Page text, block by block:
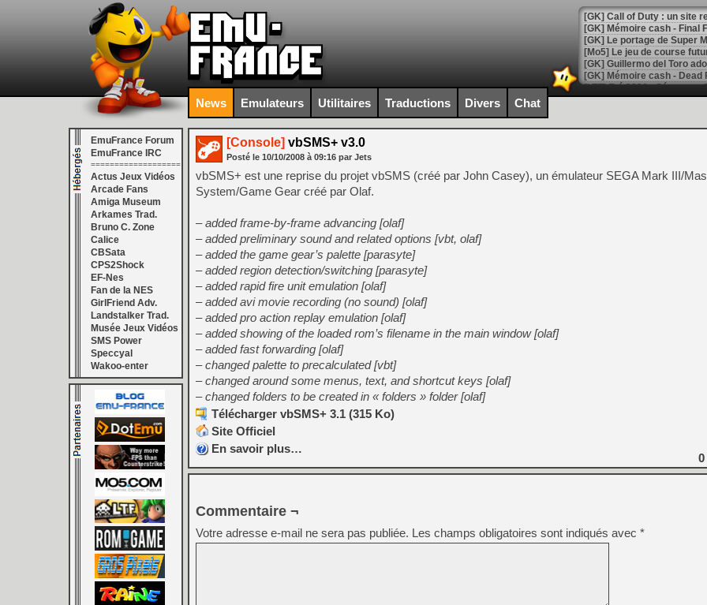
[GK] Le portage de Super
[Mo5] Le jeu de course
[GK] Guillermo del Toro
[LTF] Eté 2026 - Séquence
[GK] Mistfall Hunter :
[GK] Wo Long 2 évolue
[GK] Crossfire : un TPS à
[LS] [PS5] Premiers
[Mo5] DOOM arrive en
[GK] Bethesda fête les 30
[GK] Roblox : l'action en
[GK] Agenda - GeForce
[LS] [PS5] ps5-y2jb-
[GK] Pourquoi Marvel
[GK] GTA 6 : Rockstar
[GK] Hot Wheels Infinite
[GK] Mémoire cash -
[GK] Résultats Nintendo :
[GK] Déjà des
[Mo5] Brickboy cherche à
[GK] Minecraft et ses «
[GK] Beast of
[GK] Ubisoft : fin de partie
[GK] Mémoire cash -
[GK] Dan Houser (GTA)
[GK] Comment EA Sports
[GK] Crimson Moon : un
[GK] Isle of Reveries : le
News Emulateurs Utilitaires Traductions Divers Chat
EmuFrance Forum
EmuFrance IRC
===================
Actus Jeux Vidéos
Arcade Fans
Amiga Museum
Arkames Trad.
Bruno C. Zone
Calice
CBSata
CPS2Shock
EF-Nes
Fan de la NES
GirlFriend Adv.
Landstalker Trad.
Musée Jeux Vidéos
SMS Power
Speccyal
Wakoo-enter
[Console] vbSMS+ v3.0
Posté le 10/10/2008 à 09:16 par Jets
vbSMS+ est une reprise du projet vbSMS (créé par John Casey), un émulateur SEGA Mark III/
System/Game Gear créé par Olaf.
– added frame-by-frame advancing [olaf]
– added preliminary sound and related options [vbt, olaf]
– added the game gear’s palette [parasyte]
– added region detection/switching [parasyte]
– added rapid fire unit emulation [olaf]
– added avi movie recording (no sound) [olaf]
– added pro action replay emulation [olaf]
– added showing of the loaded rom’s filename in the main window [olaf]
– added fast forwarding [olaf]
– changed palette to precalculated [vbt]
– changed around some menus, text, and shortcut keys [olaf]
– changed folders to be created in « folders » folder [olaf]
Télécharger vbSMS+ 3.1 (315 Ko)
Site Officiel
En savoir plus…
0
Commentaire ¬
Votre adresse e-mail ne sera pas publiée. Les champs obligatoires sont indiqués avec *